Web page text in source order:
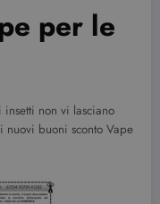
per le
non vi lasciano
buoni sconto Vape